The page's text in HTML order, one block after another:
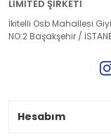
LİMİTED ŞİRKETİ
İkitelli Osb Mahallesi
NO:2 Başakşehir /
Hesabım